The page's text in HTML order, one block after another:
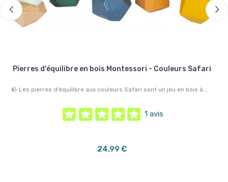
Pierres d'équilibre en bois Montessori - Couleurs Safari
🪨 Les pierres d’équilibre aux couleurs Safari sont un jeu en bois à...
1 avis
24,99 €